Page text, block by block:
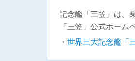
記念艦「三笠」は、
「三笠」公式ホーム
世界三大記念艦「